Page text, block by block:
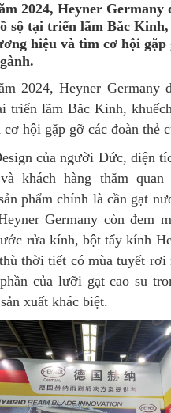
2024, Heyner Germany
sộ tại triển lãm Băc Kinh,
hiệu và tìm cơ hội gặp
2024, Heyner Germany
triển lãm Băc Kinh,
hội gặp gỡ các đoàn thẻ
của người Đức, diện
khách hàng thăm quan
phẩm chính là cần gạt
Germany còn đem
rửa kính, bột tẩy kính
thời tiết có mùa tuyết rơi
của lưỡi gạt cao su
xuất khác biệt.